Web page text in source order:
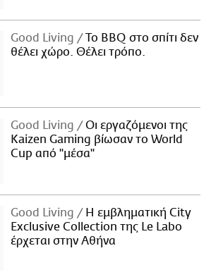
Good Living
Το BBQ στο σπίτι δεν
θέλει χώρο. Θέλει τρόπο.
Good Living
Οι εργαζόμενοι της
Kaizen Gaming βίωσαν το World
Cup από "μέσα"
Good Living
Η εμβληματική City
Exclusive Collection της Le Labo
έρχεται στην Αθήνα